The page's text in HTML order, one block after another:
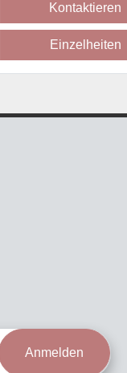
Kontaktieren
Einzelheiten
Anmelden